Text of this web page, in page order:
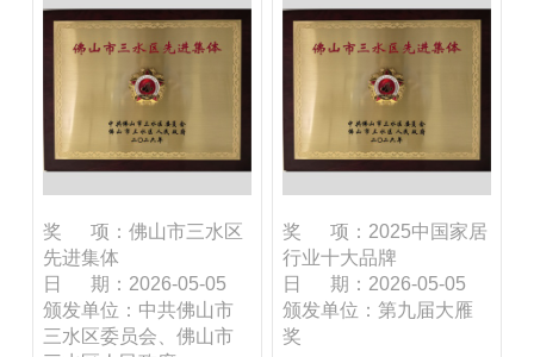
奖 项：佛山市三水区
先进集体
日 期：2026-05-05
颁发单位：中共佛山市
三水区委员会、佛山市
奖 项：2025中国家居
行业十大品牌
日 期：2026-05-05
颁发单位：第九届大雁
奖